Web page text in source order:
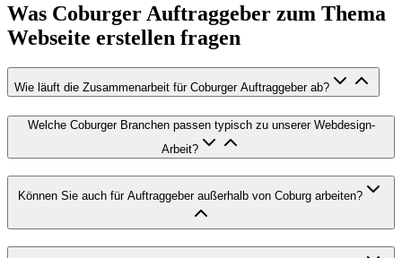
Was Coburger Auftraggeber zum Thema
Webseite erstellen fragen
Wie läuft die Zusammenarbeit für Coburger Auftraggeber ab?
Welche Coburger Branchen passen typisch zu unserer Webdesign-
Arbeit?
Können Sie auch für Auftraggeber außerhalb von Coburg arbeiten?